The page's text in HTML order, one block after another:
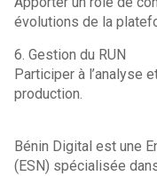
évolutions de la
6. Gestion du RUN
Participer à l’analyse
production.
Bénin Digital est une
(ESN) spécialisée